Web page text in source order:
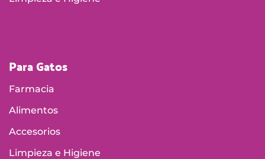
Para Gatos
Farmacia
Alimentos
Accesorios
Limpieza e Higiene